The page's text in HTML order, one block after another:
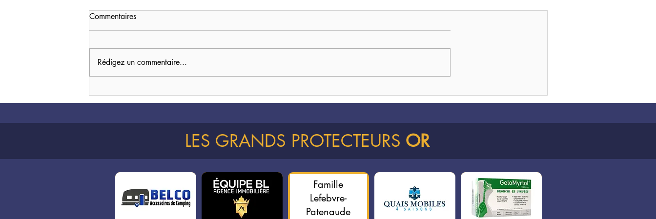
bord du lac
Commentaires
Rédigez un commentaire...
LES GRANDS PROTECTEURS OR
Famille
Lefebvre-
Patenaude